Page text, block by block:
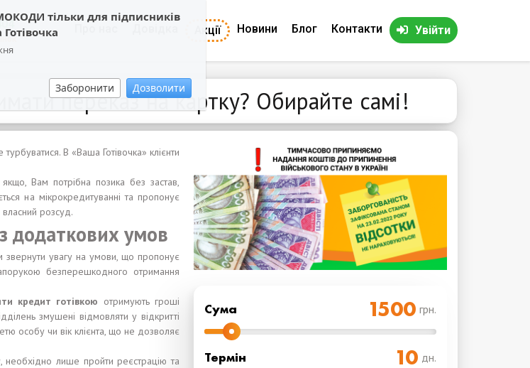
тільки для підписників
Заборонити Дозволити
Акції Новини Блог Контакти Увійти
переказ на картку? Обирайте самі!
Cума грн.
Термін дн.
В «Ваша Готівочка» клієнти
Вам потрібна позика без застав,
на мікрокредитуванні та пропонує
власний розсуд.
додаткових умов
увагу на умови, що пропонує
безперешкодного отримання
кредит готівкою отримують гроші
змушені відмовляти у відкритті
особу чи вік клієнта, що не дозволяє
лише пройти реєстрацію та